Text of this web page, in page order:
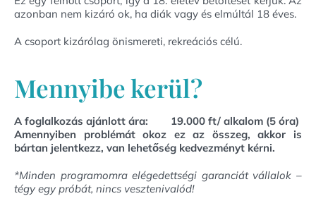
azonban nem kizáró ok, ha diák vagy és elmúltál 18 éves.
A csoport kizárólag önismereti, rekreációs célú.
Mennyibe kerül?
A foglalkozás ajánlott ára: 19.000 ft/ alkalom (5 óra)
Amennyiben problémát okoz ez az összeg, akkor is
bártan jelentkezz, van lehetőség kedvezményt kérni.
*Minden programomra elégedettségi garanciát vállalok –
tégy egy próbát, nincs vesztenivalód!